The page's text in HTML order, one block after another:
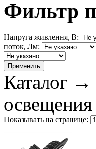
Фильтр
Напруга живлення, В:
поток, Лм:
Каталог →
освещения
Показывать на странице: